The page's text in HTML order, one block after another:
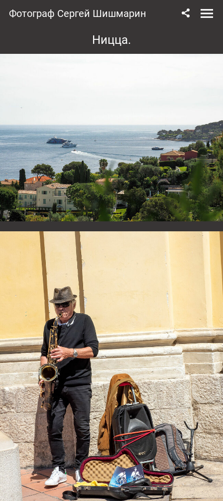
Фотограф Сергей Шишмарин
Ницца.